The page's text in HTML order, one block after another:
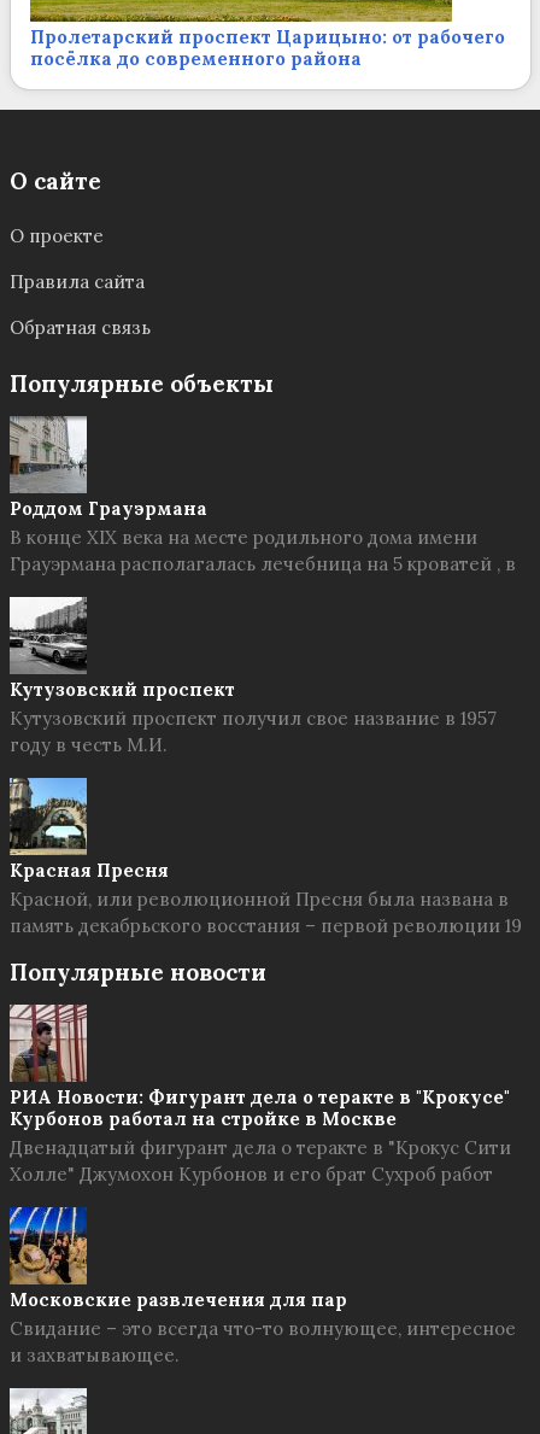
Пролетарский проспект Царицыно: от рабочего
посёлка до современного района
О сайте
О проекте
Правила сайта
Обратная связь
Популярные объекты
Роддом Грауэрмана
В конце XIX века на месте родильного дома имени
Грауэрмана располагалась лечебница на 5 кроватей , в
Кутузовский проспект
Кутузовский проспект получил свое название в 1957
году в честь М.И.
Красная Пресня
Красной, или революционной Пресня была названа в
память декабрьского восстания – первой революции 19
Популярные новости
РИА Новости: Фигурант дела о теракте в "Крокусе"
Курбонов работал на стройке в Москве
Двенадцатый фигурант дела о теракте в "Крокус Сити
Холле" Джумохон Курбонов и его брат Сухроб работ
Московские развлечения для пар
Свидание – это всегда что-то волнующее, интересное
и захватывающее.